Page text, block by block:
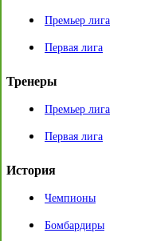
Премьер лига
Первая лига
Тренеры
Премьер лига
Первая лига
История
Чемпионы
Бомбардиры